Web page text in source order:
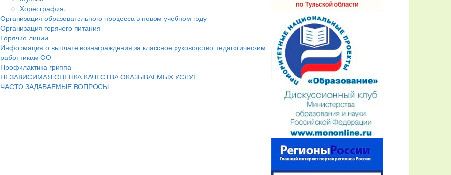
Хореография.
Организация образовательного процесса в новом учебном году
Организация горячего питания
Горячие линии
Информация о выплате вознаграждения за классное руководство педагогическим
работникам ОО
Профилактика гриппа
НЕЗАВИСИМАЯ ОЦЕНКА КАЧЕСТВА ОКАЗЫВАЕМЫХ УСЛУГ
ЧАСТО ЗАДАВАЕМЫЕ ВОПРОСЫ